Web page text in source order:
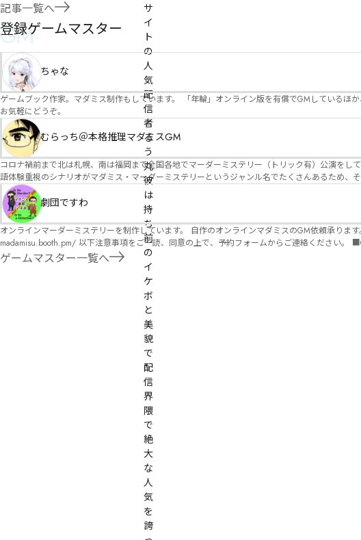
サ
イ
ト
の
人
気
配
信
者
る
う
丸
彼
は
持
ち
前
の
イ
ケ
ボ
と
美
貌
で
配
信
界
隈
で
絶
大
な
人
気
を
誇
記事一覧へ
GM
登録ゲームマスター
ちゃな
ゲームブック作家。マダミス制作もしています。 「年輪」オンライン版を有償でGMしているほ
お気軽にどうぞ。
むらっち＠本格推理マダミスGM
コロナ禍前まで北は札幌、南は福岡まで全国各地でマーダーミステリー（トリック有）公演をしておりました。 ２０２５年現在、たくさんのマダミスシナリオが
語体験重視のシナリオがマダミス・マーダーミステリーというジャンル名でたくさんあるため、そのようなシナリオは簡単に遊べ
たことないトリックが解ける閃きや犯人として逃げ切る楽しみのある本格推理マーダーミステリーを見つけることが難しく
す！
劇団ですわ
オンラインマーダーミステリーを制作しています。 自作のオンラインマダミスのGM依頼承ります。 マー
madamisu.booth.pm/ 以下注意事項をご一読、同意の上で、予約フォームからご連絡ください。 ■GM依頼の注意事項■ ①依頼をする作品のＢＯＯＴＨの概要を確認した上で、依頼し
てください。 ②依頼ができるのは、平日、土日、祝日問わず、21：00～となります。 ③参加するメンバーは、依頼者にてメンバーを集めてください。 ④依頼条件：代表者によるＧＭ
セットの購入or参加者全員の個別ＨＯの購入 ⇒購入するタイミングは、開催日程、参加メンバーが決まってからで構いません。 ⑤批判目的
ゲームマスター一覧へ